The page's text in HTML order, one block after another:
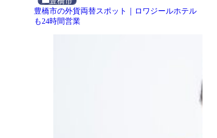
豊橋市の外貨両替スポット｜ロワジールホテル
も24時間営業